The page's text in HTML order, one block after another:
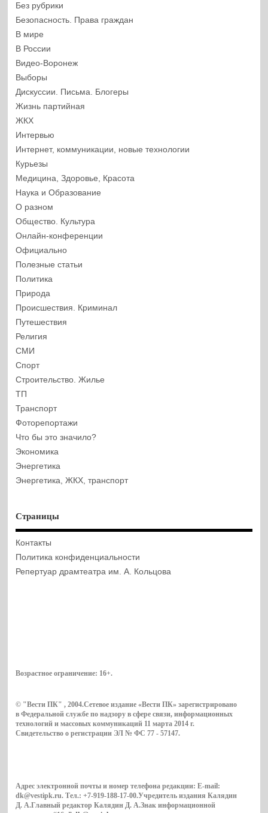
Без рубрики
Безопасность. Права граждан
В мире
В России
Видео-Воронеж
Выборы
Дискуссии. Письма. Блогеры
Жизнь партийная
ЖКХ
Интервью
Интернет, коммуникации, новые технологии
Курьезы
Медицина, Здоровье, Красота
Наука и Образование
О разном
Общество. Культура
Онлайн-конференции
Официально
Полезные статьи
Политика
Природа
Происшествия. Криминал
Путешествия
Религия
СМИ
Спорт
Строительство. Жилье
ТП
Транспорт
Фоторепортажи
Что бы это значило?
Экономика
Энергетика
Энергетика, ЖКХ, транспорт
Страницы
Контакты
Политика конфиденциальности
Репертуар драмтеатра им. А. Кольцова
Возрастное ограничение: 16+.
© "Вести ПК" , 2004.Сетевое издание «Вести ПК» зарегистрировано
в Федеральной службе по надзору в сфере связи, информационных
технологий и массовых коммуникаций 11 марта 2014 г.
Свидетельство о регистрации ЭЛ № ФС 77 - 57147.
Адрес электронной почты и номер телефона редакции: E-mail:
dk@vestipk.ru. Тел.: +7-919-188-17-00.Учредитель издания Калядин
Д. А.Главный редактор Калядин Д. А.Знак информационной